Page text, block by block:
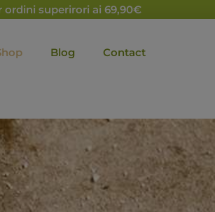
ordini superirori ai 69,90€
Blog Contact